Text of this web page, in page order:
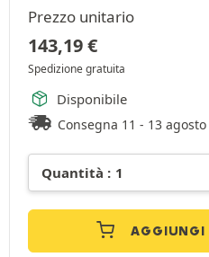
Prezzo unitario
143,19€
Spedizione gratuita
Disponibile
Consegna 11 - 13 agosto